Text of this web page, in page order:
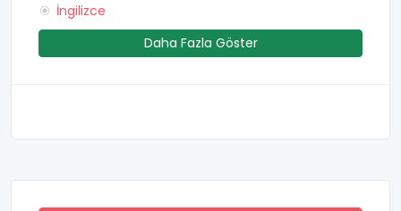
İngilizce
Daha Fazla Göster